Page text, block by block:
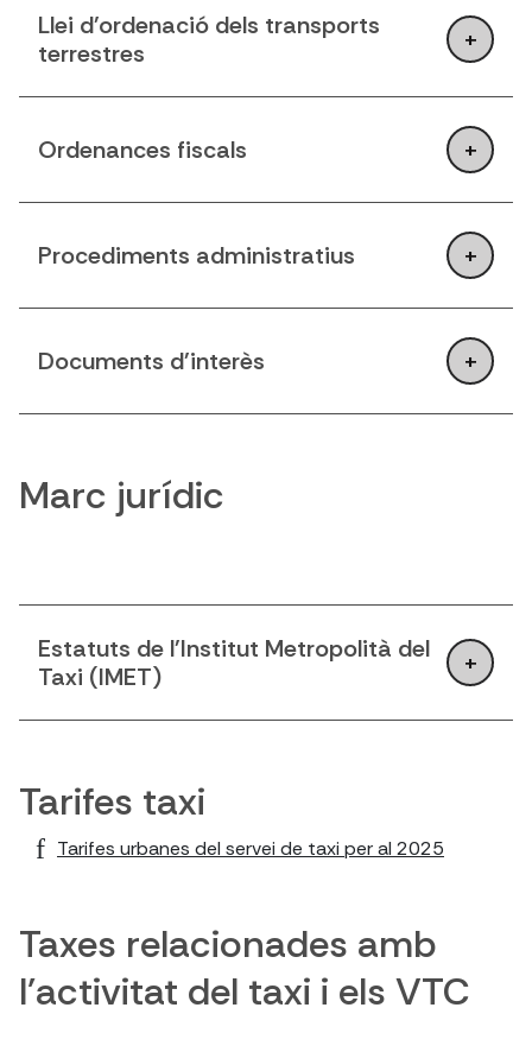
Llei d'ordenació dels transports
terrestres
Ordenances fiscals
Procediments administratius
Documents d'interès
Marc jurídic
Estatuts de l'Institut Metropolità del
Taxi (IMET)
Tarifes taxi
Tarifes urbanes del servei de taxi per al 2025
Taxes relacionades amb
l'activitat del taxi i els VTC